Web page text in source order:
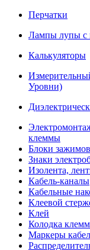
Перчатки
Лампы лупы с
Калькуляторы
Уровни)
клеммы
Блоки зажимов
Знаки
Изолента,
Кабель-каналы
Кабельные
Клеевой
Клей
Колодка
Маркеры